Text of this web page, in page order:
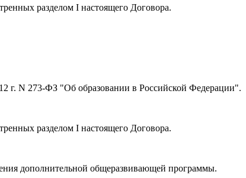
разделом I настоящего Договора.
г. N 273-ФЗ "Об образовании в Российской Федерации".
разделом I настоящего Договора.
дополнительной общеразвивающей программы.